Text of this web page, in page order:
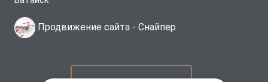
Продвижение сайта - Снайпер